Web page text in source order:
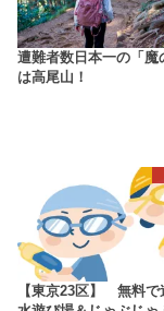
遭難者数日本一の「魔
は高尾山！
【東京23区】 無料